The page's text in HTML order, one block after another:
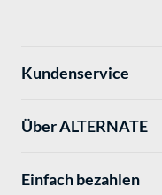
Kundenservice
Über ALTERNATE
Einfach bezahlen